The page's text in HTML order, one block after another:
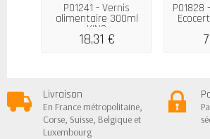
P01241 - Vernis
alimentaire 300ml
KING
18,31 €
P01828
Livraison
En France métropolitaine,
Corse, Suisse, Belgique et
Luxembourg